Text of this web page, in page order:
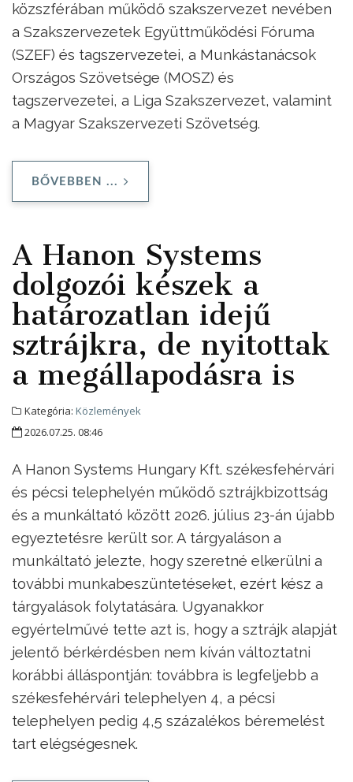
közszférában működő szakszervezet nevében
a Szakszervezetek Együttműködési Fóruma
(SZEF) és tagszervezetei, a Munkástanácsok
Országos Szövetsége (MOSZ) és
tagszervezetei, a Liga Szakszervezet, valamint
a Magyar Szakszervezeti Szövetség.
BŐVEBBEN ...
A Hanon Systems
dolgozói készek a
határozatlan idejű
sztrájkra, de nyitottak
a megállapodásra is
Kategória: Közlemények
2026.07.25. 08:46
A Hanon Systems Hungary Kft. székesfehérvári
és pécsi telephelyén működő sztrájkbizottság
és a munkáltató között 2026. július 23-án újabb
egyeztetésre került sor. A tárgyaláson a
munkáltató jelezte, hogy szeretné elkerülni a
további munkabeszüntetéseket, ezért kész a
tárgyalások folytatására. Ugyanakkor
egyértelművé tette azt is, hogy a sztrájk alapját
jelentő bérkérdésben nem kíván változtatni
korábbi álláspontján: továbbra is legfeljebb a
székesfehérvári telephelyen 4, a pécsi
telephelyen pedig 4,5 százalékos béremelést
tart elégségesnek.